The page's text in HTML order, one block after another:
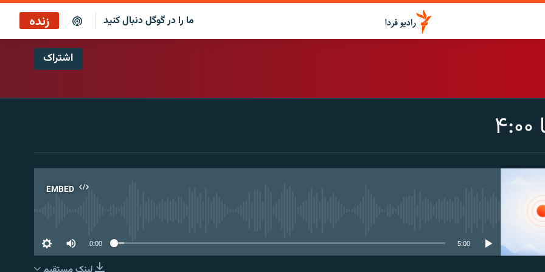
ما را در گوگل دنبال کنید زنده
ایستگاه ۱۹اشتراک
EMBED
0:00 5:00